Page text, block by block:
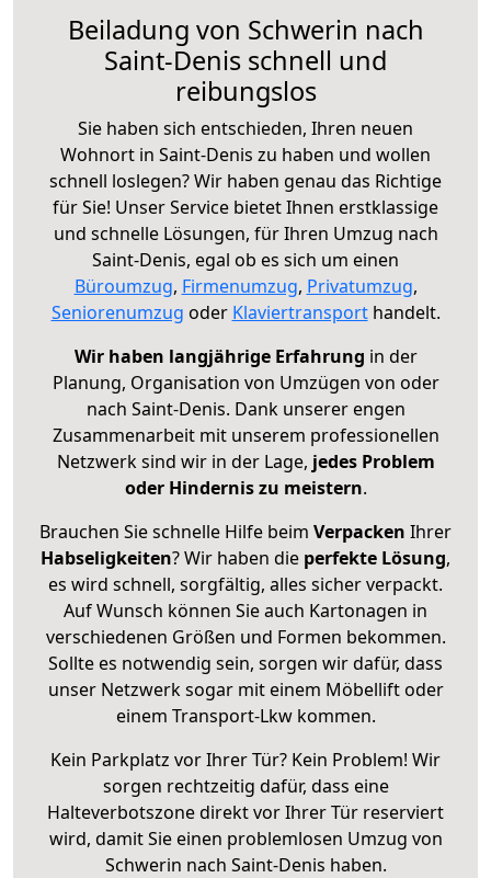
Beiladung von Schwerin nach
Saint-Denis schnell und
reibungslos
Sie haben sich entschieden, Ihren neuen
Wohnort in Saint-Denis zu haben und wollen
schnell loslegen? Wir haben genau das Richtige
für Sie! Unser Service bietet Ihnen erstklassige
und schnelle Lösungen, für Ihren Umzug nach
Saint-Denis, egal ob es sich um einen
Büroumzug, Firmenumzug, Privatumzug,
Seniorenumzug oder Klaviertransporthandelt.
Wir haben langjährige Erfahrung in der
Planung, Organisation von Umzügen von oder
nach Saint-Denis. Dank unserer engen
Zusammenarbeit mit unserem professionellen
Netzwerk sind wir in der Lage, jedes Problem
oder Hindernis zu meistern.
Brauchen Sie schnelle Hilfe beim Verpacken Ihrer
Habseligkeiten? Wir haben die perfekte Lösung,
es wird schnell, sorgfältig, alles sicher verpackt.
Auf Wunsch können Sie auch Kartonagen in
verschiedenen Größen und Formen bekommen.
Sollte es notwendig sein, sorgen wir dafür, dass
unser Netzwerk sogar mit einem Möbellift oder
einem Transport-Lkw kommen.
Kein Parkplatz vor Ihrer Tür? Kein Problem! Wir
sorgen rechtzeitig dafür, dass eine
Halteverbotszone direkt vor Ihrer Tür reserviert
wird, damit Sie einen problemlosen Umzug von
Schwerin nach Saint-Denis haben.